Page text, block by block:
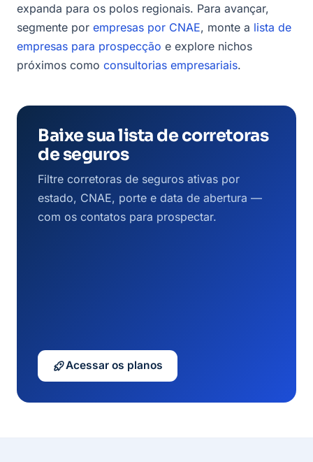
expanda para os polos regionais. Para avançar,
segmente por empresas por CNAE, monte a lista de
empresas para prospecção e explore nichos
próximos como consultorias empresariais.
Baixe sua lista de corretoras
de seguros
Filtre corretoras de seguros ativas por
estado, CNAE, porte e data de abertura —
com os contatos para prospectar.
Acessar os planos